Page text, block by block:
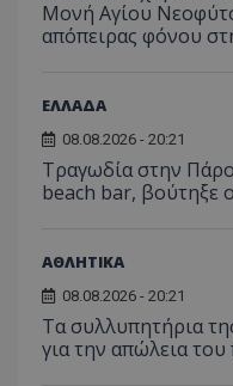
Μονή Αγίου
απόπειρας φόνου
ΕΛΛΑΔΑ
08.08.2026 - 20:21
Τραγωδία στην
beach bar, βούτηξε
ΑΘΛΗΤΙΚΑ
08.08.2026 - 20:21
Τα συλλυπητήρια
για την απώλεια